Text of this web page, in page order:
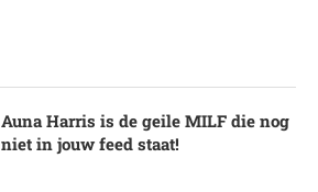
Auna Harris is de geile MILF die nog
niet in jouw feed staat!